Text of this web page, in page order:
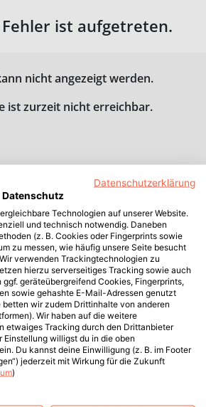
Fehler ist aufgetreten.
nicht angezeigt werden.
ist zurzeit nicht erreichbar.
Datenschutzerklärung
Technologien auf unserer Website.
und technisch notwendig. Daneben
(z. B. Cookies oder Fingerprints sowie
zu messen, wie häufig unsere Seite besucht
verwenden Trackingtechnologien zu
hierzu serverseitiges Tracking sowie auch
geräteübergreifend Cookies, Fingerprints,
sowie gehashte E-Mail-Adressen genutzt
wir zudem Drittinhalte von anderen
Wir haben auf die weitere
etwaiges Tracking durch den Drittanbieter
Einstellung willigst du in die oben
Du kannst deine Einwilligung (z. B. im Footer
jederzeit mit Wirkung für die Zukunft
)